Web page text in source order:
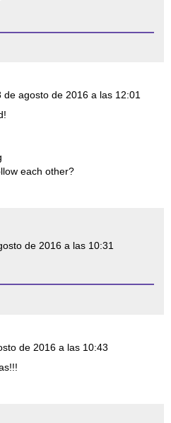
de agosto de 2016 a las 12:01
each other?
de 2016 a las 10:31
de 2016 a las 10:43